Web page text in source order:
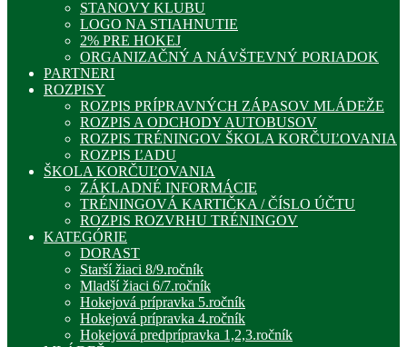
STANOVY KLUBU
LOGO NA STIAHNUTIE
2% PRE HOKEJ
ORGANIZAČNÝ A NÁVŠTEVNÝ PORIADOK
PARTNERI
ROZPISY
ROZPIS PRÍPRAVNÝCH ZÁPASOV MLÁDEŽE
ROZPIS A ODCHODY AUTOBUSOV
ROZPIS TRÉNINGOV ŠKOLA KORČUĽOVANIA
ROZPIS ĽADU
ŠKOLA KORČUĽOVANIA
ZÁKLADNÉ INFORMÁCIE
TRÉNINGOVÁ KARTIČKA / ČÍSLO ÚČTU
ROZPIS ROZVRHU TRÉNINGOV
KATEGÓRIE
DORAST
Starší žiaci 8/9.ročník
Mladší žiaci 6/7.ročník
Hokejová prípravka 5.ročník
Hokejová prípravka 4.ročník
Hokejová predprípravka 1,2,3.ročník